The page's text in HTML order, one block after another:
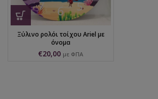
Ξύλινο ρολόι τοίχου Ariel με
όνομα
€20,00 με ΦΠΑ